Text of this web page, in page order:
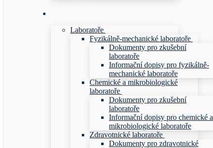
Laboratoře
Fyzikálně-mechanické laboratoře
Dokumenty pro zkušební
laboratoře
Informační dopisy pro fyzikálně-
mechanické laboratoře
Chemické a mikrobiologické
laboratoře
Dokumenty pro zkušební
laboratoře
Informační dopisy pro chemické a
mikrobiologické laboratoře
Zdravotnické laboratoře
Dokumenty pro zdravotnické